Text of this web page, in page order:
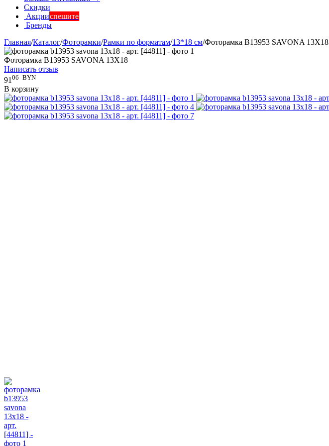
Скидки
Акцииспешите
Бренды
Главная/Каталог/Фоторамки/Рамки по форматам/13*18 см/Фоторамка B13953 SAVONA 13X18
Фоторамка B13953 SAVONA 13X18
Написать отзыв
91 06 BYN
В корзину